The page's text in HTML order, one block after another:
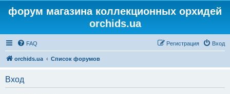
форум магазина коллекционных орхидей
orchids.ua
FAQ Вход
Регистрация
orchids.ua Список форумов
Вход